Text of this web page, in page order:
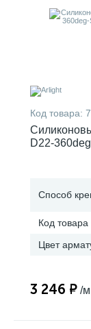
Код товара:
D22-
Способ
Код товара
Цвет
3 246 ₽ /м